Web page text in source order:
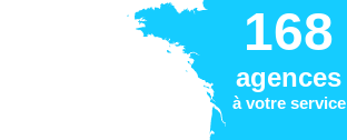
168
agences
à votre service